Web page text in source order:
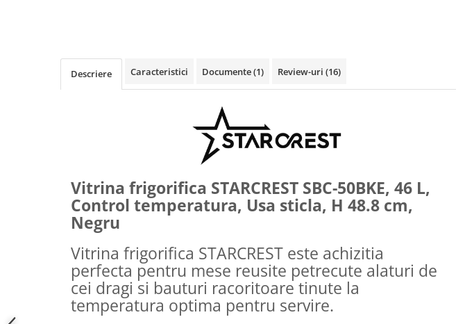
Descriere Caracteristici Documente (1) Review-uri (16)
Vitrina frigorifica STARCREST SBC-50BKE, 46 L,
Control temperatura, Usa sticla, H 48.8 cm,
Negru
Vitrina frigorifica STARCREST este achizitia
perfecta pentru mese reusite petrecute alaturi de
cei dragi si bauturi racoritoare tinute la
temperatura optima pentru servire.